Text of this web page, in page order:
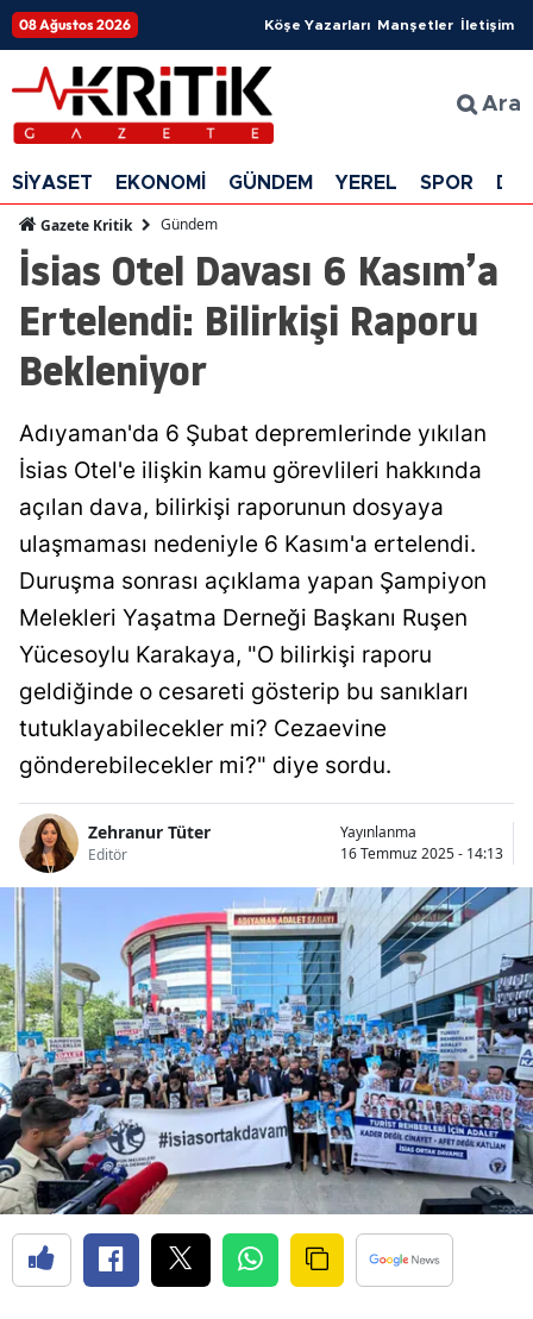
08 Ağustos 2026 Köşe Yazarları Manşetler İletişim
Ara
SİYASET EKONOMİ GÜNDEM YEREL SPOR
Gazete Kritik Gündem
İsias Otel Davası 6 Kasım’a
Ertelendi: Bilirkişi Raporu
Bekleniyor
Adıyaman'da 6 Şubat depremlerinde yıkılan
İsias Otel'e ilişkin kamu görevlileri hakkında
açılan dava, bilirkişi raporunun dosyaya
ulaşmaması nedeniyle 6 Kasım'a ertelendi.
Duruşma sonrası açıklama yapan Şampiyon
Melekleri Yaşatma Derneği Başkanı Ruşen
Yücesoylu Karakaya, "O bilirkişi raporu
geldiğinde o cesareti gösterip bu sanıkları
tutuklayabilecekler mi? Cezaevine
gönderebilecekler mi?" diye sordu.
Zehranur Tüter
Editör
Yayınlanma
16 Temmuz 2025 - 14:13